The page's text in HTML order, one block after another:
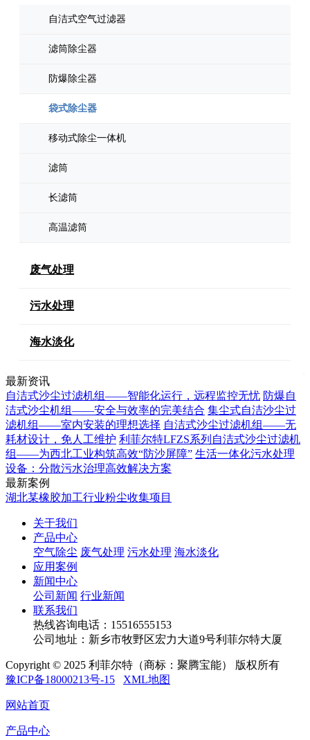
自洁式空气过滤器
滤筒除尘器
防爆除尘器
袋式除尘器
移动式除尘一体机
滤筒
长滤筒
高温滤筒
废气处理
污水处理
海水淡化
最新资讯
自洁式沙尘过滤机组——智能化运行，远程监控无忧 防爆自
洁式沙尘机组——安全与效率的完美结合 集尘式自洁沙尘过
滤机组——室内安装的理想选择 自洁式沙尘过滤机组——无
耗材设计，免人工维护 利菲尔特LFZS系列自洁式沙尘过滤机
组——为西北工业构筑高效“防沙屏障” 生活一体化污水处理
设备：分散污水治理高效解决方案
最新案例
湖北某橡胶加工行业粉尘收集项目
关于我们
产品中心
空气除尘 废气处理 污水处理 海水淡化
应用案例
新闻中心
公司新闻 行业新闻
联系我们
热线咨询电话： 15516555153
公司地址：新乡市牧野区宏力大道9号利菲尔特大厦
Copyright © 2025 利菲尔特（商标：聚腾宝能） 版权所有
豫ICP备18000213号-15
XML地图
网站首页
产品中心